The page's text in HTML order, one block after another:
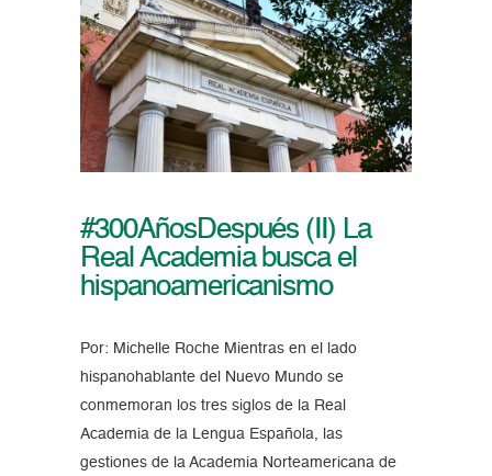
#300AñosDespués (II) La
Real Academia busca el
hispanoamericanismo
Por: Michelle Roche Mientras en el lado
hispanohablante del Nuevo Mundo se
conmemoran los tres siglos de la Real
Academia de la Lengua Española, las
gestiones de la Academia Norteamericana de